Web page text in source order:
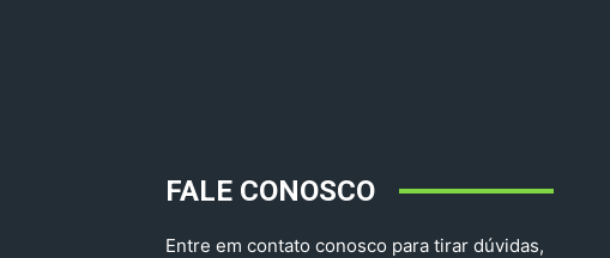
FALE CONOSCO
Entre em contato conosco para tirar dúvidas,